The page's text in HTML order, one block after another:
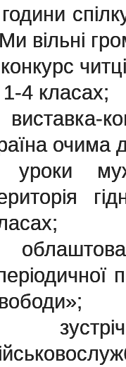
вільні
4 класах;
очима